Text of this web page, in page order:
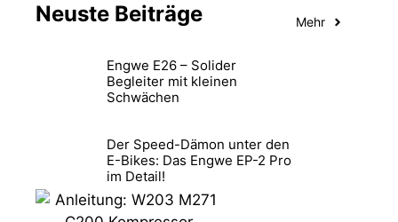
Neuste Beiträge Mehr
Engwe E26 – Solider
Begleiter mit kleinen
Schwächen
Der Speed-Dämon unter den
E-Bikes: Das Engwe EP-2 Pro
im Detail!